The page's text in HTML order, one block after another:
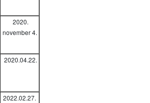
2020.
november 4.
2020.04.22.
2022.02.27.